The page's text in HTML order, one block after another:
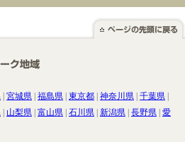
宮城県 福島県 東京都 神奈川県 千葉県
山梨県 富山県 石川県 新潟県 長野県 愛